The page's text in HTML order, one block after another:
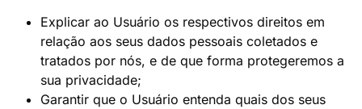
Explicar ao Usuário os respectivos direitos em
relação aos seus dados pessoais coletados e
tratados por nós, e de que forma protegeremos a
sua privacidade;
Garantir que o Usuário entenda quais dos seus